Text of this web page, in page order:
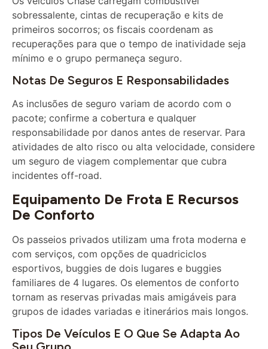
primeiros socorros; os fiscais coordenam as
recuperações para que o tempo de inatividade seja
mínimo e o grupo permaneça seguro.
Notas De Seguros E Responsabilidades
As inclusões de seguro variam de acordo com o
pacote; confirme a cobertura e qualquer
responsabilidade por danos antes de reservar. Para
atividades de alto risco ou alta velocidade, considere
um seguro de viagem complementar que cubra
incidentes off-road.
Equipamento De Frota E Recursos
De Conforto
com serviços, com opções de quadriciclos
esportivos, buggies de dois lugares e buggies
familiares de 4 lugares. Os elementos de conforto
tornam as reservas privadas mais amigáveis ​​para
grupos de idades variadas e itinerários mais longos.
Tipos De Veículos E O Que Se Adapta Ao
Seu Grupo